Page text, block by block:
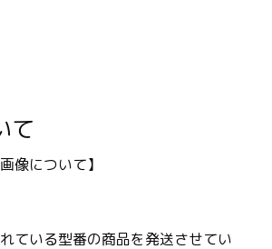
て
像について】
ている型番の商品を発送させてい